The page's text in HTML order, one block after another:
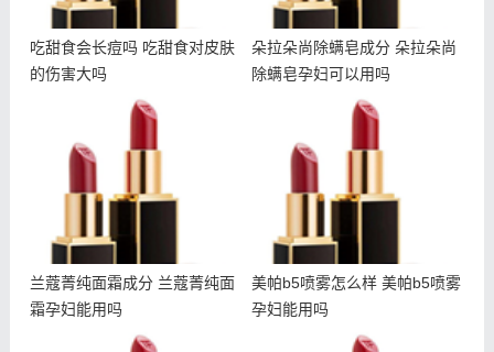
吃甜食会长痘吗 吃甜食对皮肤
的伤害大吗
朵拉朵尚除螨皂成分 朵拉朵尚
除螨皂孕妇可以用吗
兰蔻菁纯面霜成分 兰蔻菁
兰蔻菁纯面霜成分 兰蔻菁纯面
霜孕妇能用吗
美帕b5喷雾怎么样 美帕b5
美帕b5喷雾怎么样 美帕b5喷雾
孕妇能用吗
欧舒丹星光瓶白天用还是晚
一次性洗脸巾有味道好吗